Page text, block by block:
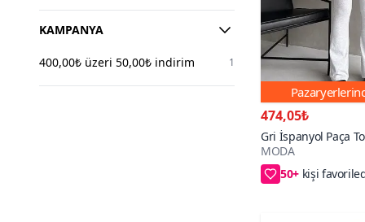
KAMPANYA
400,00₺ üzeri 50,00₺ indirim 1
474,05₺
Gri İspanyol Paça
MODA
50+
25₺ daha az öde